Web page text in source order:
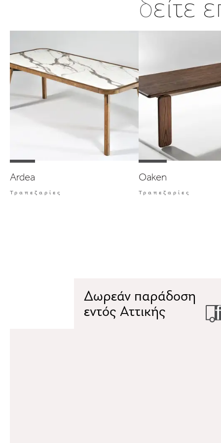
δείτε
Ardea
Τραπεζαρίες
Oaken
Τραπεζαρίες
Δωρεάν παράδοση
εντός Αττικής